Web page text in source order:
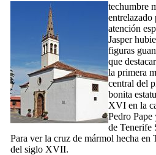
techumbre
entrelazado
atención
Jasper
figuras
que
la primera
central del
bonita
XVI en la
Pedro Pape
de Tenerife
Para ver la cruz de mármol hecha en
del siglo XVII.